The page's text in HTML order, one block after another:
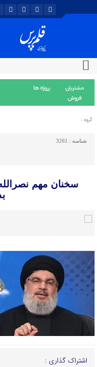
گروه :
شناسه : 3261
سخنان مهم
اشتراک گذاری :